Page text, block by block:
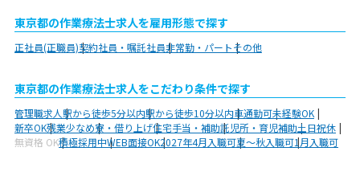
東京都の作業療法士求人を雇用形態で探す
正社員(正職員)契約社員・嘱託社員非常勤・パートその他
東京都の作業療法士求人をこだわり条件で探す
管理職求人駅から徒歩5分以内駅から徒歩10分以内車通勤可未経験OK
新卒OK残業少なめ寮・借り上げ住宅手当・補助託児所・育児補助土日祝休
無資格 OK積極採用中WEB面接OK2027年4月入職可夏～秋入職可1月入職可